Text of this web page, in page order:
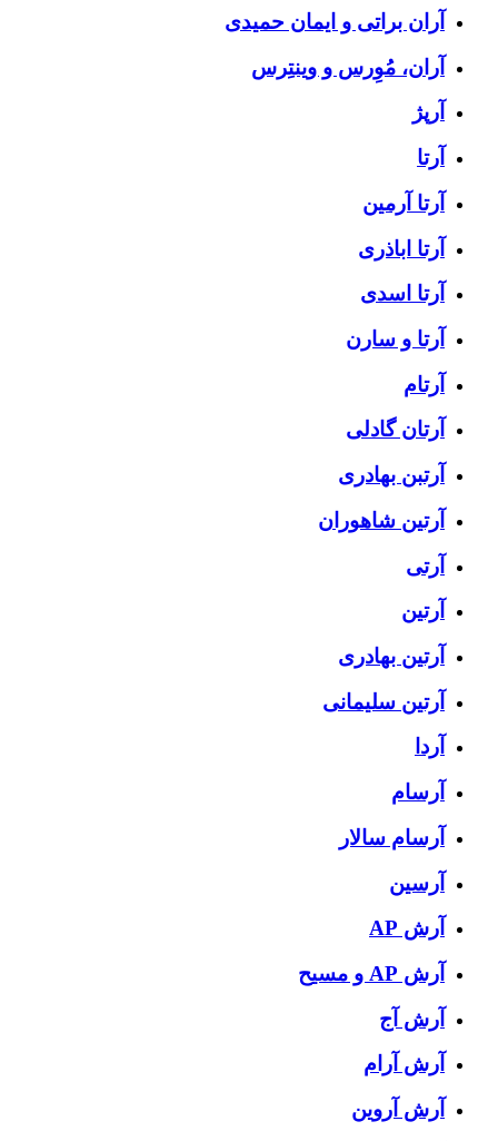
آران براتی و ایمان حمیدی
آران، مُوِرس و وینتِرس
آرپژ
آرتا
آرتا آرمین
آرتا اباذری
آرتا اسدی
آرتا و سارن
آرتام
آرتان گادلی
آرتبن بهادری
آرتين شاهوران
آرتی
آرتین
آرتین بهادری
آرتین سلیمانی
آردا
آرسام
آرسام سالار
آرسین
آرش AP
آرش AP و مسیح
آرش آج
آرش آرام
آرش آروین